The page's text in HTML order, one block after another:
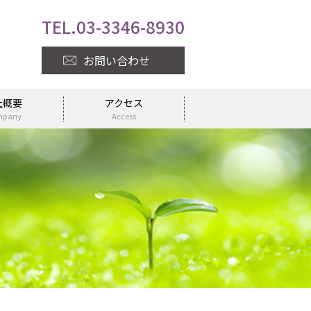
TEL.03-3346-8930
お問い合わせ
概要 アクセス
Access